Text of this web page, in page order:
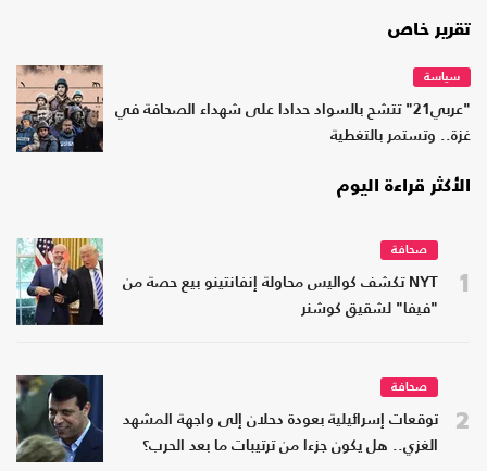
تقرير خاص
سياسة
"عربي21" تتشح بالسواد حدادا على شهداء الصحافة في
غزة.. وتستمر بالتغطية
الأكثر قراءة اليوم
1
صحافة
NYT تكشف كواليس محاولة إنفانتينو بيع حصة من
"فيفا" لشقيق كوشنر
2
صحافة
توقعات إسرائيلية بعودة دحلان إلى واجهة المشهد
الغزي.. هل يكون جزءا من ترتيبات ما بعد الحرب؟